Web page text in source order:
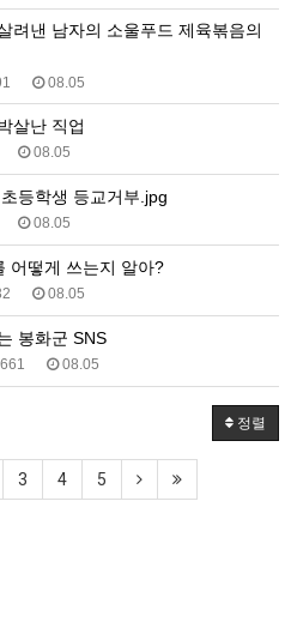
08.05
살난 직업
08.05
등학생 등교거부.jpg
08.05
어떻게 쓰는지 알아?
08.05
봉화군 SNS
661 08.05
정렬
3 4 5